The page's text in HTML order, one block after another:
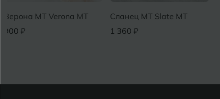
Верона MT Verona MT
900 ₽
Сланец MT Slate MT
1 360 ₽